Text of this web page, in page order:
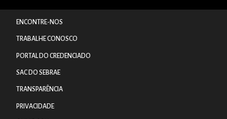
ENCONTRE-NOS
TRABALHE CONOSCO
PORTAL DO CREDENCIADO
SAC DO SEBRAE
TRANSPARÊNCIA
PRIVACIDADE